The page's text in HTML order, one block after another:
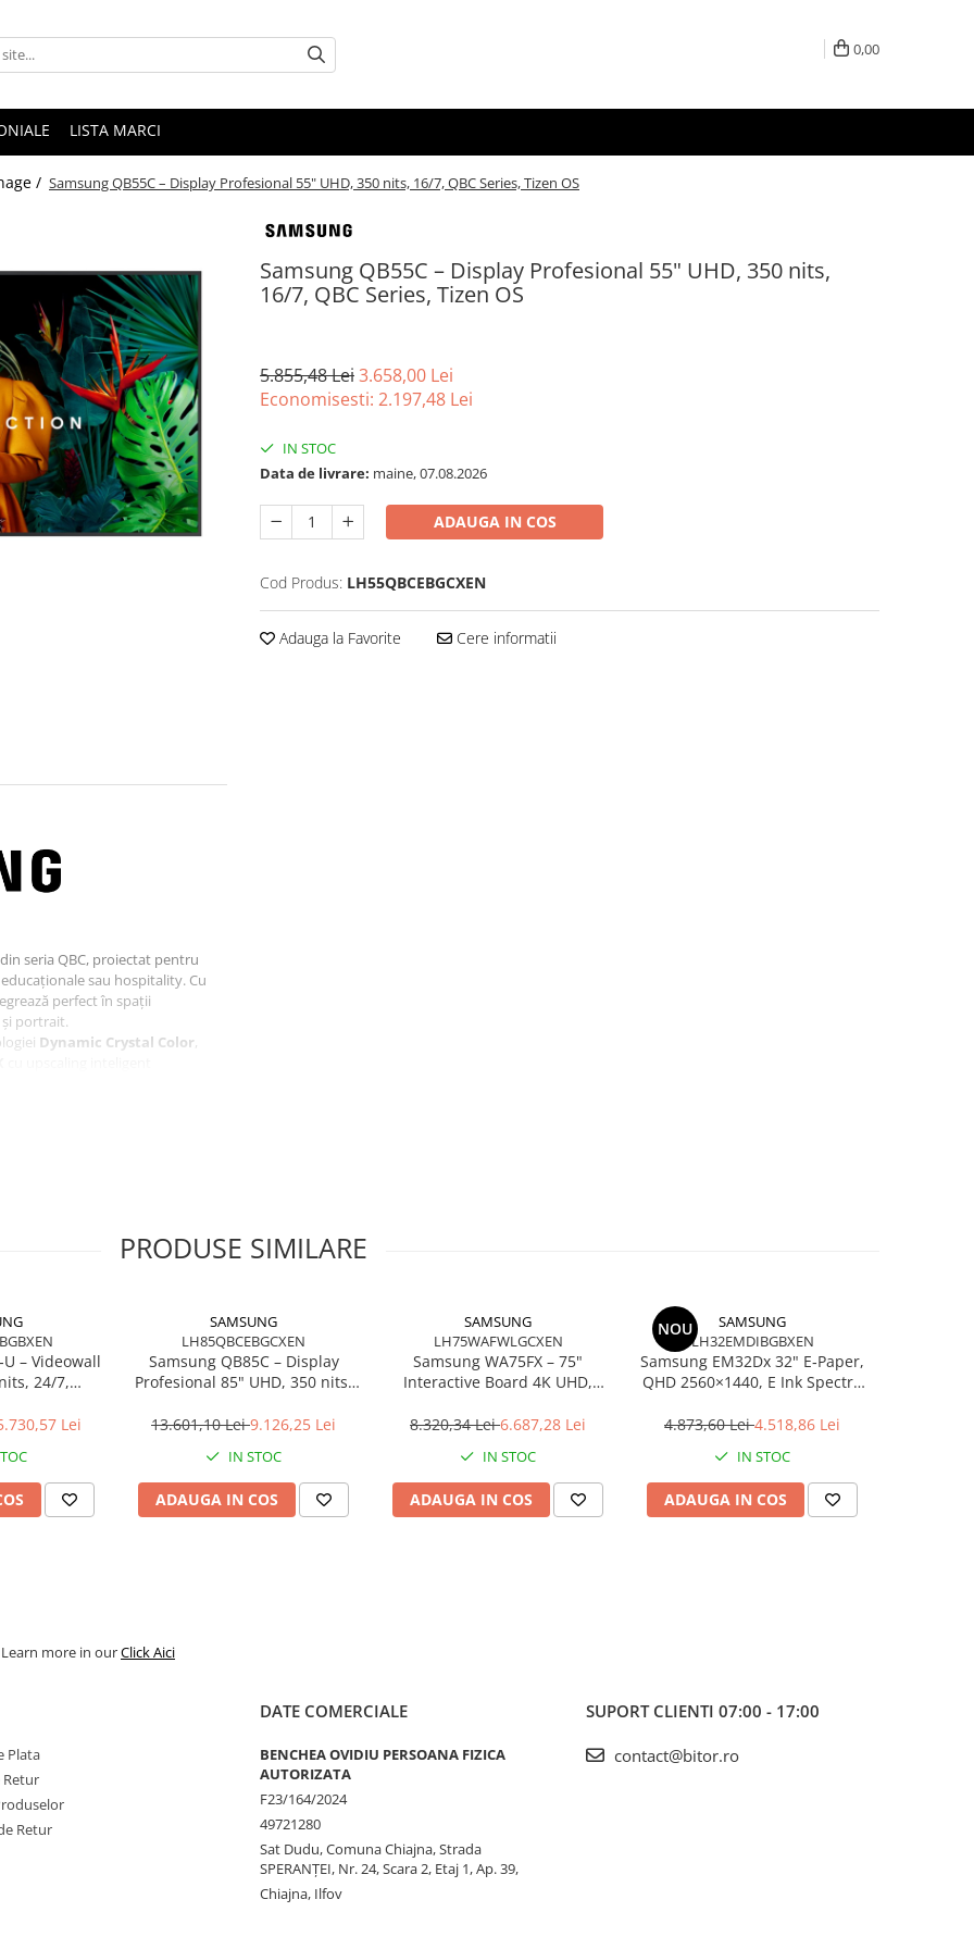
0,00
LISTA MARCI
/ Samsung QB55C – Display Profesional 55" UHD, 350 nits, 16/7, QBC Series, Tizen OS
Samsung QB55C – Display Profesional 55" UHD, 350 nits,
16/7, QBC Series, Tizen OS
5.855,48 Lei3.658,00 Lei
Economisesti: 2.197,48 Lei
IN STOC
Data de livrare: maine, 07.08.2026
ADAUGA IN COS
Cod Produs: LH55QBCEBGCXEN
Adauga la Favorite Cere informatii
seria QBC, proiectat pentru
sau hospitality. Cu
perfect în spații
portrait.
Dynamic Crystal Color,
PRODUSE SIMILARE
– Videowall
24/7,
Lei
SAMSUNG
LH85QBCEBGCXEN
Samsung QB85C – Display
Profesional 85" UHD, 350 nits,
13.601,10 Lei9.126,25 Lei
IN STOC
ADAUGA IN COS
SAMSUNG
LH75WAFWLGCXEN
Samsung WA75FX – 75"
Interactive Board 4K UHD,
OPS, Wi‑Fi
8.320,34 Lei6.687,28 Lei
IN STOC
ADAUGA IN COS
NOU
SAMSUNG
LH32EMDIBGBXEN
Samsung EM32Dx 32" E‑Paper,
QHD 2560×1440, E Ink Spectra
4.873,60 Lei4.518,86 Lei
IN STOC
ADAUGA IN COS
more in ourClick Aici
Plata
Retur
Retur
DATE COMERCIALE
BENCHEA OVIDIU PERSOANA FIZICA
AUTORIZATA
F23/164/2024
49721280
Sat Dudu, Comuna Chiajna, Strada
SPERANŢEI, Nr. 24, Scara 2, Etaj 1, Ap. 39,
Chiajna, Ilfov
SUPORT CLIENTI 07:00 - 17:00
contact@bitor.ro